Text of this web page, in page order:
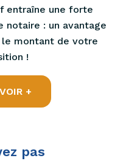
entraîne une forte
notaire : un avantage
montant de votre
!
+
pas